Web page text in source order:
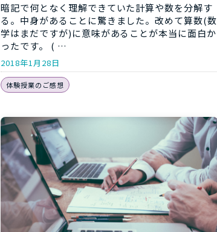
暗記で何となく理解できていた計算や数を分解す
る。中身があることに驚きました。改めて算数(数
学はまだですが)に意味があることが本当に面白か
ったです。 ( …
2018年1月28日
体験授業のご感想